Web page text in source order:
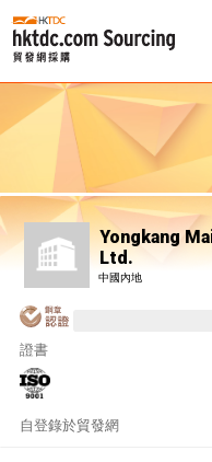
Yongkang
Ltd.
中國內地
證書
自登錄於貿發網